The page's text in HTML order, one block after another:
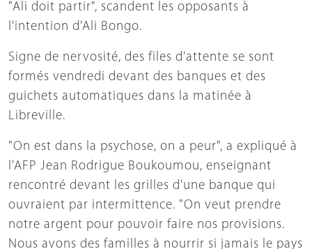
"Ali doit partir", scandent les opposants à
l'intention d'Ali Bongo.
Signe de nervosité, des files d'attente se sont
formés vendredi devant des banques et des
guichets automatiques dans la matinée à
Libreville.
"On est dans la psychose, on a peur", a expliqué à
l'AFP Jean Rodrigue Boukoumou, enseignant
rencontré devant les grilles d'une banque qui
ouvraient par intermittence. "On veut prendre
notre argent pour pouvoir faire nos provisions.
Nous avons des familles à nourrir si jamais le pays